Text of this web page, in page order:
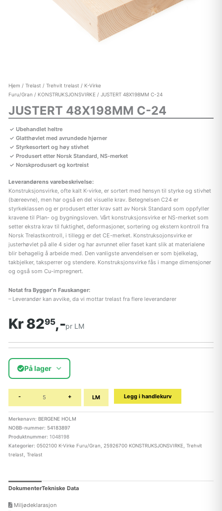
Hjem / Trelast / Trehvit trelast / K-Virke
Furu/Gran / KONSTRUKSJONSVIRKE / JUSTERT 48X198MM C-24
JUSTERT 48X198MM C-24
Ubehandlet heltre
Glatthøvlet med avrundede hjørner
Styrkesortert og høy stivhet
Produsert etter Norsk Standard, NS-merket
Norskprodusert og kortreist
Leverandørens varebeskrivelse:
Konstruksjonsvirke, ofte kalt K-virke, er sortert med hensyn til styrke og stivhet
(bæreevne), men har også en del visuelle krav. Betegnelsen C24 er
styrkeklassen og er produsert etter krav satt av Norsk Standard som oppfyller
kravene til Plan- og bygningsloven. Vårt konstruksjonsvirke er NS-merket som
setter ekstra krav til fuktighet, deformasjoner, sortering og ekstern kontroll fra
Norsk Trelastkontroll, i tillegg er det CE-merket. Konstruksojonsvirke er
justerhøvlet på alle 4 sider og har avrunnet eller faset kant slik at materialene
blir behagelig å arbeide med. Den vanligste anvendelsen er som bjelkelag,
takbjelker, taksperrer og stendere. Konstruksjonsvirke fås i mange dimensjoner
og også som Cu-impregnert.
Notat fra Bygger’n Fauskanger:
– Leverandør kan avvike, da vi mottar trelast fra flere leverandører
Kr 8295,-pr LM
På lager
- + LM Legg i handlekurv
Merkenavn: BERGENE HOLM
NOBB-nummer: 54183897
Produktnummer: 1048198
Kategorier: 0502100 K-Virke Furu/Gran, 25926700 KONSTRUKSJONSVIRKE, Trehvit
trelast, Trelast
DokumenterTekniske Data
Miljødeklarasjon